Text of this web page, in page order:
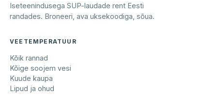
Iseteenindusega SUP-laudade rent Eesti
randades. Broneeri, ava uksekoodiga, sõua.
VEETEMPERATUUR
Kõik rannad
Kõige soojem vesi
Kuude kaupa
Lipud ja ohud